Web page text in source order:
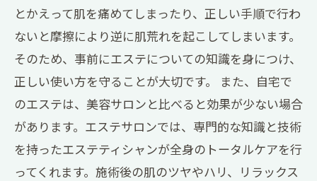
とかえって肌を痛めてしまったり、正しい手順で行わ
ないと摩擦により逆に肌荒れを起こしてしまいます。
そのため、事前にエステについての知識を身につけ、
正しい使い方を守ることが大切です。 また、自宅で
のエステは、美容サロンと比べると効果が少ない場合
があります。エステサロンでは、専門的な知識と技術
を持ったエステティシャンが全身のトータルケアを行
ってくれます。施術後の肌のツヤやハリ、リラックス